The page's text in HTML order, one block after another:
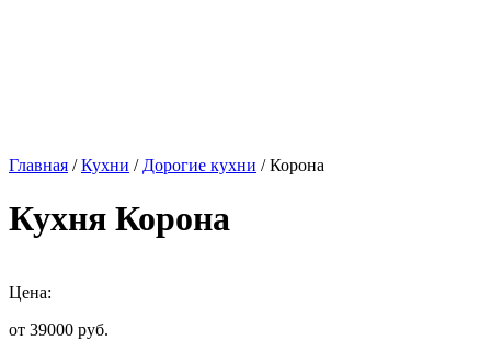
Главная /Кухни / Дорогие кухни / Корона
Кухня Корона
Цена:
от 39000 руб.